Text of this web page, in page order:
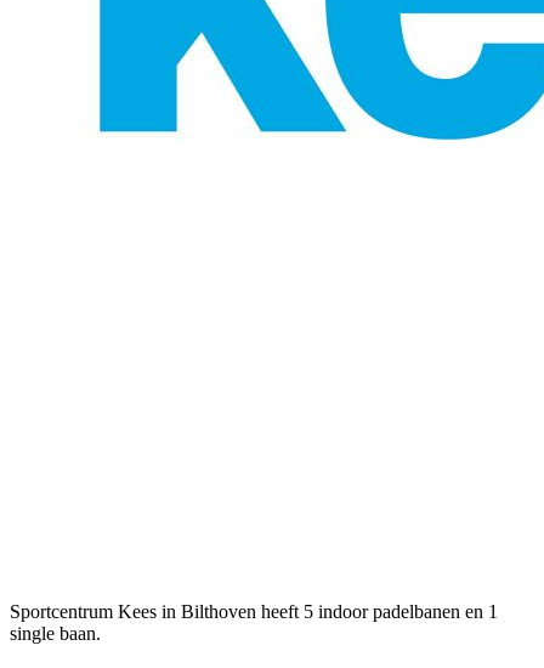
Sportcentrum Kees in Bilthoven heeft 5 indoor padelbanen en 1
single baan.